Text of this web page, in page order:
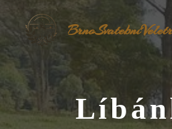
Přeskočit
obsah